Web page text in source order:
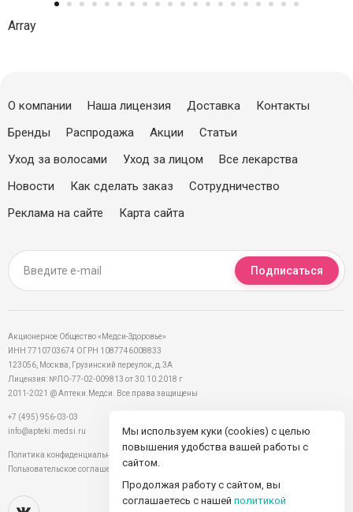
Array
О компании Наша лицензия Доставка
Контакты
Бренды
Распродажа Акции
Статьи
Уход за волосами
Уход за лицом
Все лекарства
Новости
Как сделать заказ
Сотрудничество
Реклама на сайте
Карта сайта
Подписаться
Акционерное Общество «Медси-Здоровье»
ИНН 7710703674 ОГРН 1087746008833
123056, Москва, Грузинский переулок, д.3А
Лицензия: №ЛО-77-02-009813 от 30.10.2018 г
2011-2021 @ Аптеки.Медси. Все права защищены
+7 (495) 956-03-03
info@apteki.medsi.ru
Политика конфиденциальности
Пользовательское соглашение
Мы используем куки (cookies) с целью
повышения удобства вашей работы с
сайтом.
Продолжая работу с сайтом, вы
соглашаетесь с нашей политикой